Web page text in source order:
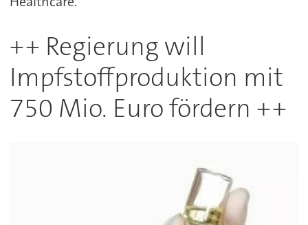
++ Regierung will
Impfstoffproduktion mit
750 Mio. Euro fördern ++